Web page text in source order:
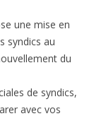
une mise en
syndics au
du
de syndics,
avec vos